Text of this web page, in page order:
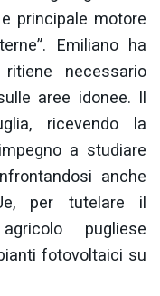
principale motore
Emiliano ha
necessario
aree idonee. Il
ricevendo la
a studiare
anche
per tutelare il
pugliese
fotovoltaici su